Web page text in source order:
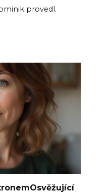
provedl.